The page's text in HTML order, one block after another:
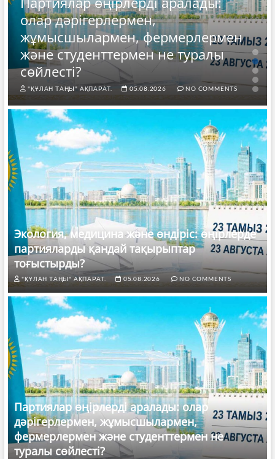
олар дәрігерлермен,
жұмысшылармен, фермерлермен
және студенттермен не туралы
сөйлесті?
"ҚҰЛАН ТАҢЫ" АҚПАРАТ. 05.08.2026 NO COMMENTS
Экология, медицина және өндіріс: өңірлерде
партияларды қандай тақырыптар
тоғыстырды?
"ҚҰЛАН ТАҢЫ" АҚПАРАТ. 05.08.2026 NO COMMENTS
Партиялар өңірлерді аралады: олар
дәрігерлермен, жұмысшылармен,
фермерлермен және студенттермен не
туралы сөйлесті?